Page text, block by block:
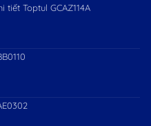
tiết Toptul GCAZ114A